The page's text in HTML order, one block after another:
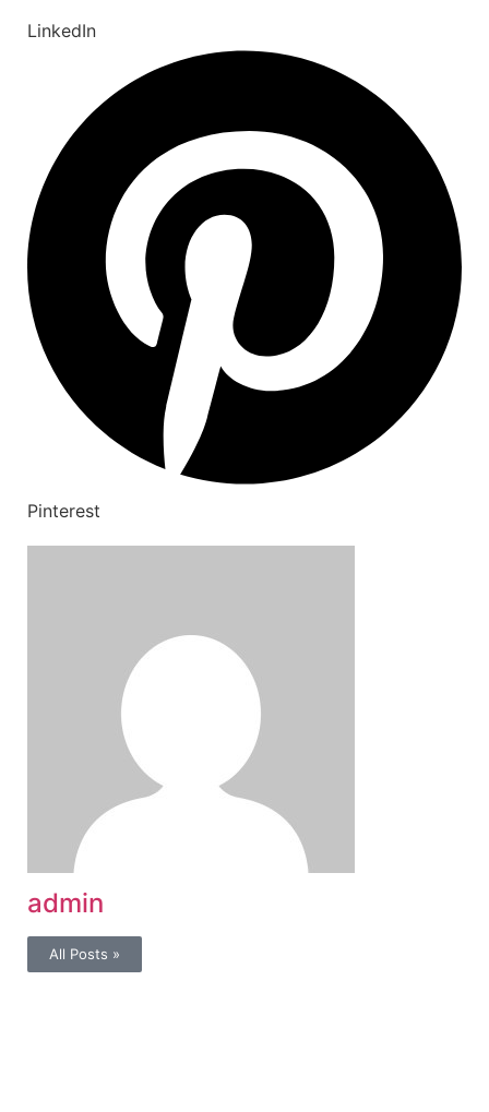
LinkedIn
Pinterest
admin
All Posts »